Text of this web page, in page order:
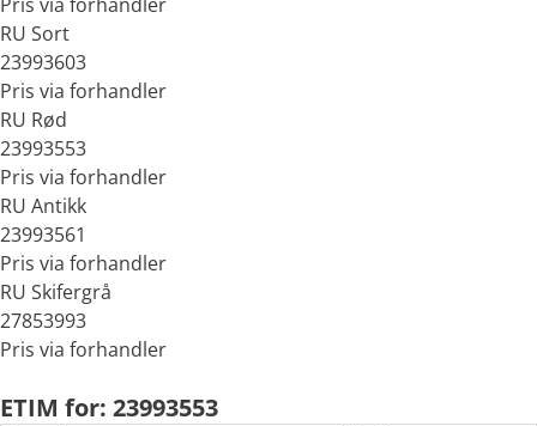
RU Sort
23993603
Pris via forhandler
RU Rød
23993553
Pris via forhandler
RU Antikk
23993561
Pris via forhandler
RU Skifergrå
27853993
Pris via forhandler
ETIM for: 23993553